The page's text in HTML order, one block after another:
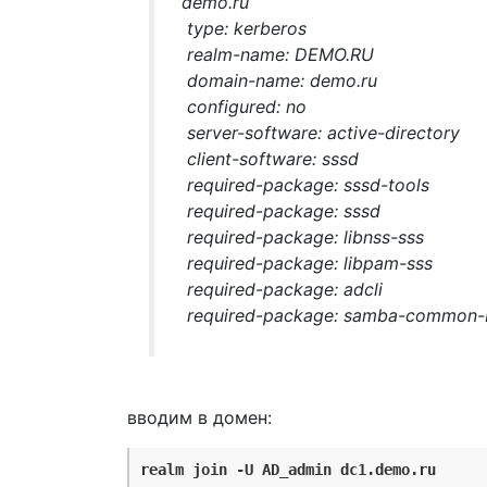
type: kerberos
realm-name: DEMO.RU
domain-name: demo.ru
configured: no
server-software: active-directory
client-software: sssd
required-package: sssd-tools
required-package: sssd
required-package: libnss-sss
required-package: libpam-sss
required-package: adcli
required-package: samba-
вводим в домен:
realm join -U AD_admin dc1.demo.ru